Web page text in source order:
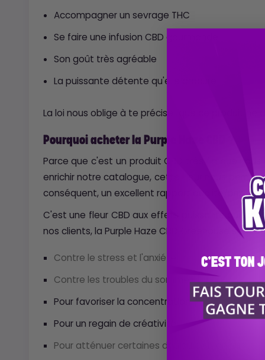
Accompagner un sevrage THC
Se faire une infusion CBD gourmande
Son goût très agréable
La puissante détente qu'elle procure
La loi nous oblige à te préciser que ce produit ne
Pourquoi acheter la Purple Haze CBD ?
Parce que c'est un produit CBD très fin que nous
enrichir notre catalogue, cette Fleur nous permet
conséquent, un excellent rapport qualité/prix.
C'est une fleur CBD aux effets puissants qui
nos clients, la Purple Haze CBD Greehouse sera
Contre le stress et l'anxiété
Contre les troubles du sommeil
Pour favoriser la concentration
Pour un regain de créativité
Pour atténuer certaines douleurs chroniques